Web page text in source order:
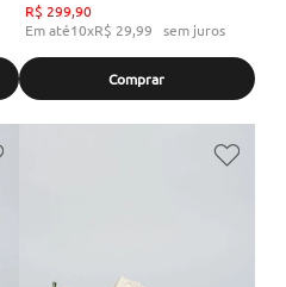
R$ 299,90
Em até10xR$ 29,99 sem juros
Comprar